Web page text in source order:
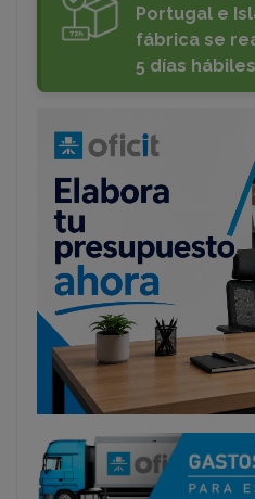
Portugal e
fábrica se
5 días hábiles